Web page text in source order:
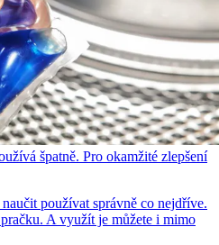
špatně. Pro okamžité zlepšení
používat správně co nejdříve.
A využít je můžete i mimo